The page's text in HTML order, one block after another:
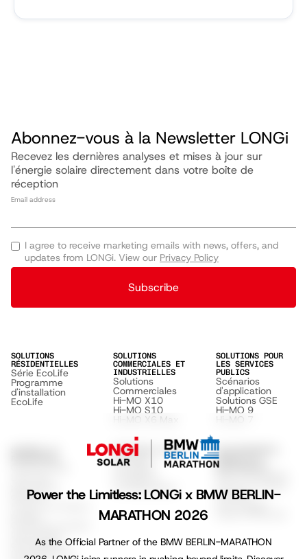
Power the Limitless: LONGi x BMW BERLIN-
MARATHON 2026
As the Official Partner of the BMW BERLIN-MARATHON
Abonnez-vous à la Newsletter LONGi
Recevez les dernières analyses et mises à jour sur
l'énergie solaire directement dans votre boîte de
réception
Email address
I agree to receive marketing emails with news, offers, and
updates from LONGi. View our Privacy Policy
Subscribe
SOLUTIONS
RÉSIDENTIELLES
Série EcoLife
Programme
d'installation
EcoLife
SOLUTIONS
COMMERCIALES ET
INDUSTRIELLES
Solutions
Commerciales
Hi-MO X10
Hi-MO S10
Hi-MO X6 Max
SOLUTIONS POUR
LES SERVICES
PUBLICS
Scénarios
d'application
Solutions GSE
Hi-MO 9
partenaires
officiels
d'installation
Documents de
DÉCOUVRIR LONGI
À propos
Durabilité
Confidentialité
ENVIRONNEMENT,
SOCIAL ET
GOUVERNANCE
Sociétal